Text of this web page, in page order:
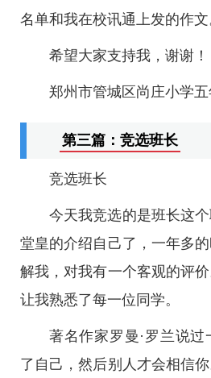
名单和我在校讯通上发的作文
希望大家支持我，谢谢！
郑州市管城区尚庄小学
第三篇：竞选班长
竞选班长
今天我竞选的是班长这
堂皇的介绍自己了，一年多
解我，对我有一个客观的评
让我熟悉了每一位同学。
著名作家罗曼·罗兰说
了自己，然后别人才会相信